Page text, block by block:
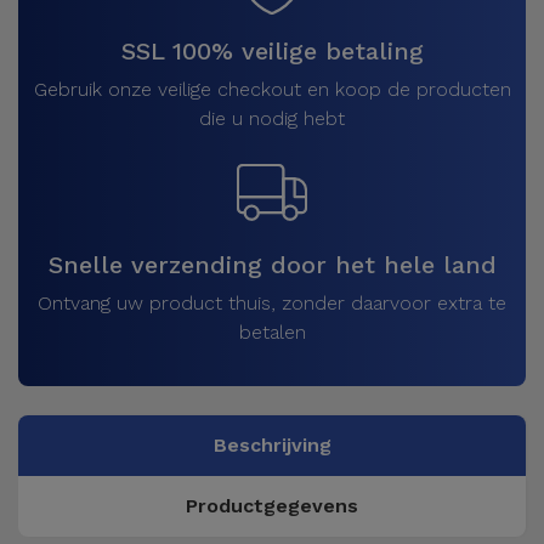
SSL 100% veilige betaling
Gebruik onze veilige checkout en koop de producten
die u nodig hebt
Snelle verzending door het hele land
Ontvang uw product thuis, zonder daarvoor extra te
betalen
Beschrijving
Productgegevens